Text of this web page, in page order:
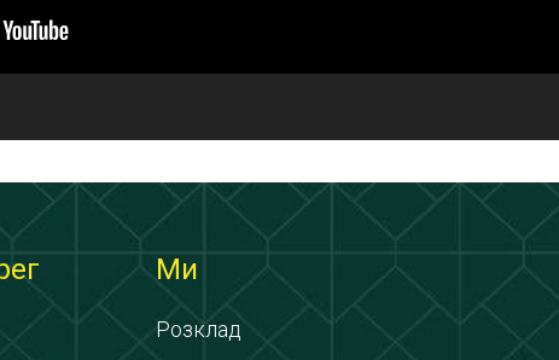
Ми
Розклад